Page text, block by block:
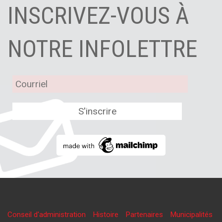
INSCRIVEZ-VOUS À
NOTRE INFOLETTRE
Conseil d'administration Histoire Partenaires
Municipalités